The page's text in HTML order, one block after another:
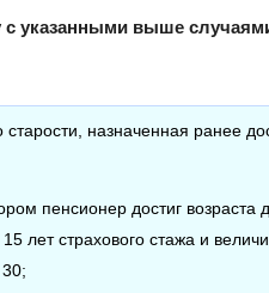
с указанными выше
старости, назначенная ранее
пенсионер достиг возраста
лет страхового стажа и